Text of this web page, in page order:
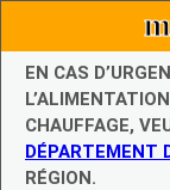
EN CAS
CHAUFFAGE,
DÉPARTEMENT
RÉGION.